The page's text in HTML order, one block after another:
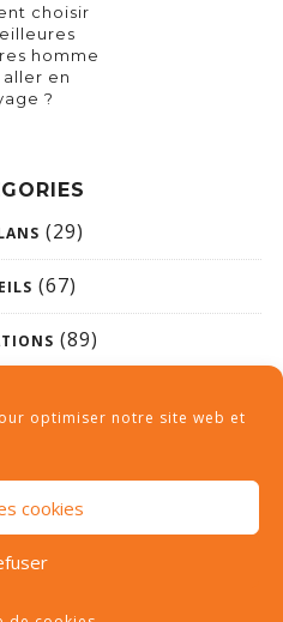
optimiser notre site web et
cookies
choisir
homme
en
?
(29)
(67)
(89)
| camping-des-haras.com